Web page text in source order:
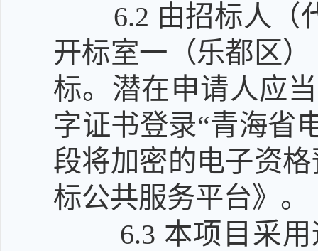
6.2 由招标人（
开标室一（乐都区
标。潜在申请人应
字证书登录“青海省
段将加密的电子资
标公共服务平台》。
6.3 本项目采